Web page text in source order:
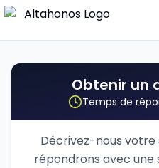
Obtenir un
Temps de
Décrivez-nous votre
répondrons avec une